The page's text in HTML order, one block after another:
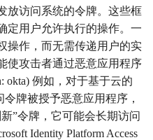
Execution
Exfiltration
Impact
InitialAccess
放访问系统的令牌。这些框
定用户允许执行的操作。一
操作，而无需传递用户的实
使攻击者通过恶意应用程序
okta) 例如，对于基于云的
牌被授予恶意应用程序，
”令牌，它可能会长期访问
Identity Platform Access